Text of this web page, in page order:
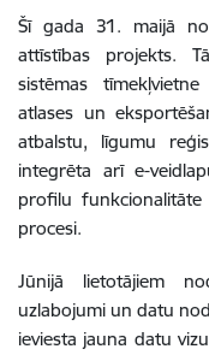
Šī gada 31. maijā
attīstības projekts.
sistēmas
atlases un
atbalstu, līgumu
integrēta arī e-
profilu
procesi.
Jūnijā lietotājiem
uzlabojumi un datu
ieviesta jauna datu